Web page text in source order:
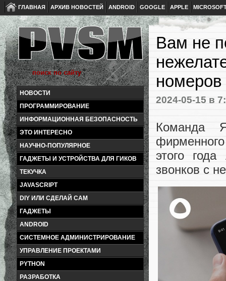
ГЛАВНАЯ АРХИВ НОВОСТЕЙ ANDROID GOOGLE APPLE
НОВОСТИ
ПРОГРАММИРОВАНИЕ
ИНФОРМАЦИОННАЯ БЕЗОПАСНОСТЬ
ЭТО ИНТЕРЕСНО
НАУЧНО-ПОПУЛЯРНОЕ
ГАДЖЕТЫ И УСТРОЙСТВА ДЛЯ ГИКОВ
ТЕКУЧКА
JAVASCRIPT
DIY ИЛИ СДЕЛАЙ САМ
ГАДЖЕТЫ
ANDROID
СИСТЕМНОЕ АДМИНИСТРИРОВАНИЕ
УПРАВЛЕНИЕ ПРОЕКТАМИ
PYTHON
РАЗРАБОТКА
Вам не
номеров
2024-05-15 в
Команда
этого
звонков с